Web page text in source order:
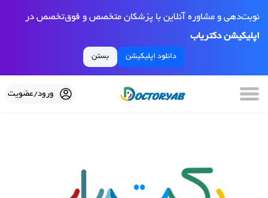
نوبت‌دهی و مشاوره آنلاین با پزشکان متخصص و فوق‌تخصص در
اپلیکیشن دکتریاب
دانلود اپلیکیشن بستن
ورود/عضویت